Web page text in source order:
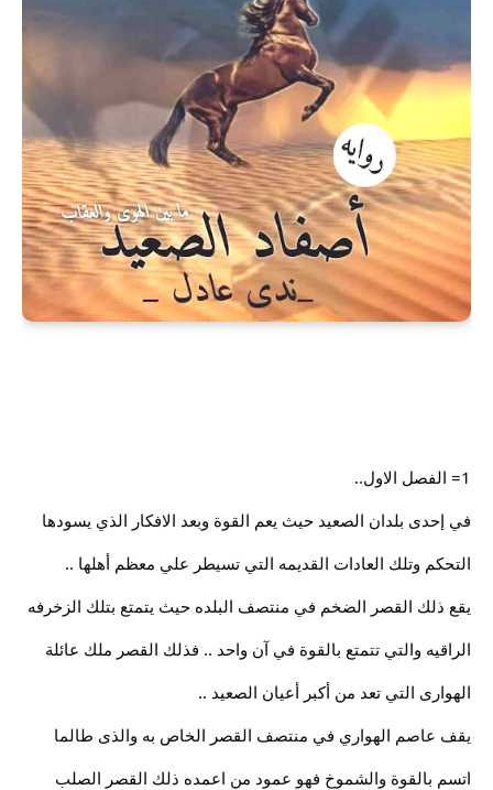
1= الفصل الاول..
في إحدى بلدان الصعيد حيث يعم القوة وبعد الافكار الذي يسودها
التحكم وتلك العادات القديمه التي تسيطر علي معظم أهلها ..
يقع ذلك القصر الضخم في منتصف البلده حيث يتمتع بتلك الزخرفه
الراقيه والتي تتمتع بالقوة في آن واحد .. فذلك القصر ملك عائلة
الهوارى التي تعد من أكبر أعيان الصعيد ..
يقف عاصم الهواري في منتصف القصر الخاص به والذى طالما
اتسم بالقوة والشموخ فهو عمود من اعمده ذلك القصر الصلب